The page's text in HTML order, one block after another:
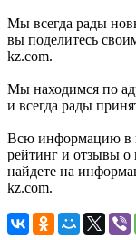
Мы всегда рады
вы поделитесь
kz.com.
Мы находимся по
и всегда рады
Всю информацию в
рейтинг и отзывы
найдете на
kz.com.